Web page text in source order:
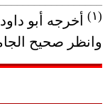
(١)
وانظر صحيح الجامع ٤/ ٢٧١ برقم